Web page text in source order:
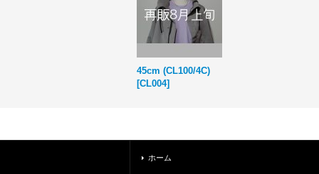
45cm (CL100/4C)
[CL004]
ホーム